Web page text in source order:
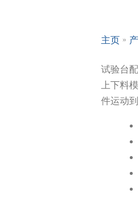
主页 »
试验台
上下料
件运动